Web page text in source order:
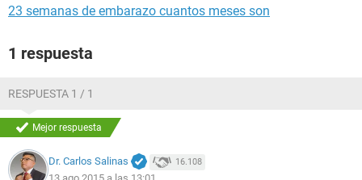
23 semanas de embarazo cuantos meses son
1 respuesta
RESPUESTA 1 / 1
Mejor respuesta
Dr. Carlos Salinas 16.108